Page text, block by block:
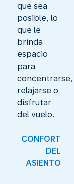
que sea
posible, lo
que le
brinda
espacio
para
concentrarse,
relajarse o
disfrutar
del vuelo.
CONFORT
DEL
ASIENTO